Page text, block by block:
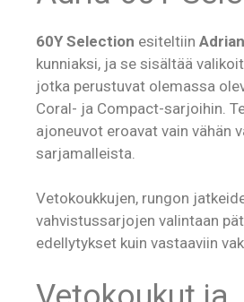
60Y Selection esiteltiin
kunniaksi, ja se sisältää
jotka perustuvat olemassa
Coral- ja Compact-sarjoihin.
ajoneuvot eroavat vain vähän
sarjamalleista.
Vetokoukkujen, rungon
vahvistussarjojen valintaan
edellytykset kuin vastaaviin